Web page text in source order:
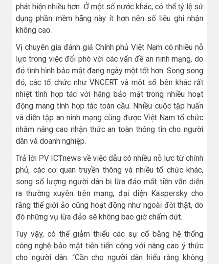
phát hiện nhiều hơn. Ở một số nước khác, có thể tỷ lệ sử
dụng phần mềm hãng này ít hơn nên số liệu ghi nhận
không cao.
Vị chuyên gia đánh giá Chính phủ Việt Nam có nhiều nỗ
lực trong việc đối phó với các vấn đề an ninh mạng, do
đó tình hình bảo mật đang ngày một tốt hơn. Song song
đó, các tổ chức như VNCERT và một số bên khác rất
nhiệt tình hợp tác với hãng bảo mật trong nhiều hoạt
động mang tính hợp tác toàn cầu. Nhiều cuộc tập huấn
và diễn tập an ninh mạng cũng được Việt Nam tổ chức
nhằm nâng cao nhận thức an toàn thông tin cho người
dân và doanh nghiệp.
Trả lời PV ICTnews về việc dẫu có nhiều nỗ lực từ chính
phủ, các cơ quan truyền thông và nhiều tổ chức khác,
song số lượng người dân bị lừa đảo mất tiền vẫn diễn
ra thường xuyên trên mạng, đại diện Kaspersky cho
rằng thế giới ảo cũng hoạt động như ngoài đời thật, do
đó những vụ lừa đảo sẽ không bao giờ chấm dứt.
Tuy vậy, có thể giảm thiểu các sự cố bằng hệ thống
công nghệ bảo mật tiên tiến cộng với nâng cao ý thức
cho người dân. “Cần cho người dân hiểu rằng không